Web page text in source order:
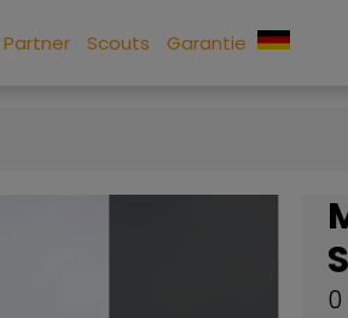
Partner Scouts Garantie
0